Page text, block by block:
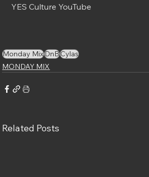
YES Culture YouTube
Monday MixDnBCylas
MONDAY MIX
Related Posts